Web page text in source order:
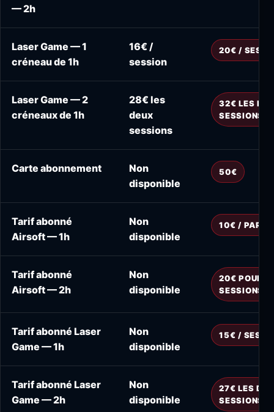
— 2h
Laser Game — 1
créneau de 1h
16€ /
session
20€ /
Laser Game — 2
créneaux de 1h
28€ les
deux
sessions
32€ LES
SESSIONS
Carte abonnement
Non
disponible
50€
Tarif abonné
Airsoft — 1h
Non
disponible
10€ /
Tarif abonné
Airsoft — 2h
Non
disponible
20€ POUR 2
SESSIONS
Tarif abonné Laser
Game — 1h
Non
disponible
15€ /
Tarif abonné Laser
Game — 2h
Non
disponible
27€ LES
SESSIONS